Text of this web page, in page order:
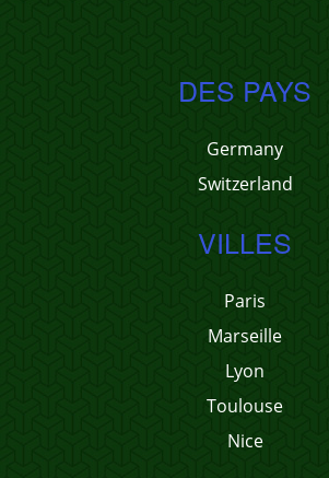
DES PAYS
Germany
Switzerland
VILLES
Paris
Marseille
Lyon
Toulouse
Nice